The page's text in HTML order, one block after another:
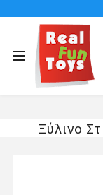
Αρχική σελίδα
Ξύλινο